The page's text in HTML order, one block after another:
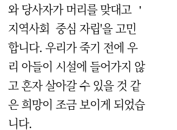
와 당사자가 머리를 맞대고 ＇
지역사회 중심 자립'을 고민
합니다. 우리가 죽기 전에 우
리 아들이 시설에 들어가지 않
고 혼자 살아갈 수 있을 것 같
은 희망이 조금 보이게 되었습
니다.